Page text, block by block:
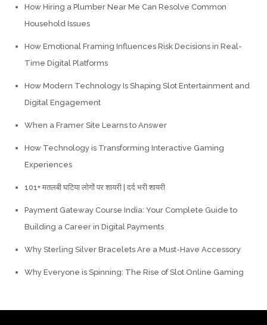
How Hiring a Plumber Near Me Can Resolve Common
Household Issues
How Emotional Framing Influences Risk Decisions in Real-
Time Digital Platforms
How Modern Technology Is Shaping Slot Entertainment and
Digital Engagement
When a Framer Site Learns to Answer
How Technology is Transforming Interactive Gaming
Experiences
101+ मतलबी घटिया लोगों पर शायरी | दर्द भरी शायरी
Payment Gateway Course India: Your Complete Guide to
Building a Career in Digital Payments
Why Sterling Silver Bracelets Are a Must-Have Accessory
Why Everyone is Spinning: The Rise of Slot Online Gaming